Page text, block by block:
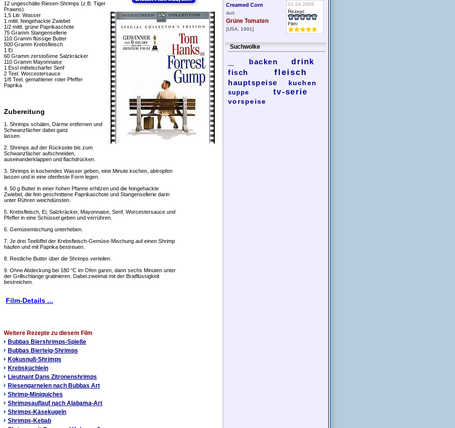
12 ungeschälte Riesen-Shrimps (z.B. Tiger
Prawns)
1,5 Litr. Wasser
1 mittl. feingehackte Zwiebel
1/2 mittl. grüne Paprikaschote
75 Gramm Stangensellerie
110 Gramm flüssige Butter
500 Gramm Krebsfleisch
1 Ei
60 Gramm zerstoßene Salzkräcker
110 Gramm Mayonnaise
1 Essl mittelscharfer Senf
2 Teel. Worcestersauce
1/8 Teel. gemahlener roter Pfeffer
Paprika
Zubereitung
1. Shrimps schälen, Därme entfernen und
Schwanzfächer dabei ganz
lassen.
2. Shrimps auf der Rückseite bis zum
Schwanzfächer aufschneiden,
auseinanderklappen und flachdrücken.
3. Shrimps in kochendes Wasser geben, eine Minute kochen, abtropfen
lassen und in eine ofenfeste Form legen.
4. 50 g Butter in einer hohen Pfanne erhitzen und die feingehackte
Zwiebel, die fein geschnittene Paprikaschote und Stangensellerie darin
unter Rühren weichdünsten.
5. Krebsfleisch, Ei, Salzkräcker, Mayonnaise, Senf, Worcestersauce und
Pfeffer in eine Schüssel geben und verrühren.
6. Gemüsemischung unterheben.
7. Je drei Teelöffel der Krebsfleisch-Gemüse-Mischung auf einen Shrimp
häufen und mit Paprika bestreuen.
8. Restliche Butter über die Shrimps verteilen.
9. Ohne Abdeckung bei 180 °C im Ofen garen, dann sechs Minuten unter
der Grillschlange gratinieren. Dabei zweimal mit der Bratflüssigkeit
bestreichen.
Film-Details ...
Weitere Rezepte zu diesem Film
Bubbas Biershrimps-Spieße
Bubbas Bierteig-Shrimps
Kokusnuß-Shrimps
Krebsküchlein
Lieutnant Dans Zitronenshrimps
Riesengarnelen nach Bubbas Art
Shrimp-Miniquiches
Shrimpsauflauf nach Alabama-Art
Shrimps-Käsekugeln
Shrimps-Kebab
01.04.2009
Rezept:
Film:
Creamed Corn
aus
Grüne Tomaten
[USA, 1991]
Suchwolke
backen
drink
fisch
fleisch
hauptspeise kuchen
suppe tv-serie
vorspeise